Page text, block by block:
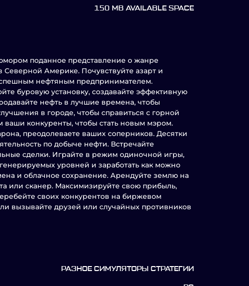
150 MB AVAILABLE SPACE
поданное представление о жанре
Америке. Почувствуйте азарт и
нефтяным предпринимателем.
буровую установку, создавайте эффективную
нефть в лучшие времена, чтобы
в городе, чтобы справиться с горной
ваши конкуренты, чтобы стать новым мэром.
преодолеваете ваших соперников. Десятки
по добыче нефти. Встречайте
сделки. Играйте в режим одиночной игры,
уровней и заработать как можно
и облачное сохранение. Арендуйте землю на
или сканер. Максимизируйте свою прибыль,
своих конкурентов на биржевом
вызывайте друзей или случайных противников
РАЗНОЕ СИМУЛЯТОРЫ СТРАТЕГИИ